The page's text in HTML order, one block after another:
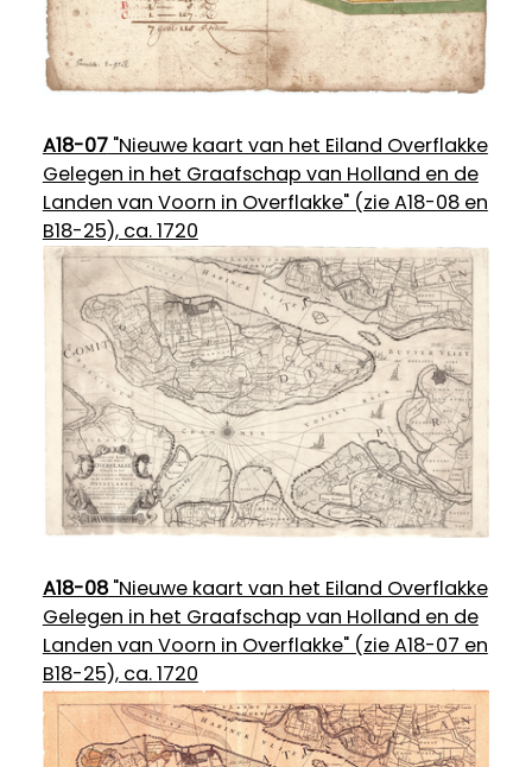
A18-07"Nieuwe kaart van het Eiland Overflakke
Gelegen in het Graafschap van Holland en de
Landen van Voorn in Overflakke" (zie A18-08 en
B18-25), ca. 1720
A18-08"Nieuwe kaart van het Eiland Overflakke
Gelegen in het Graafschap van Holland en de
Landen van Voorn in Overflakke" (zie A18-07 en
B18-25), ca. 1720